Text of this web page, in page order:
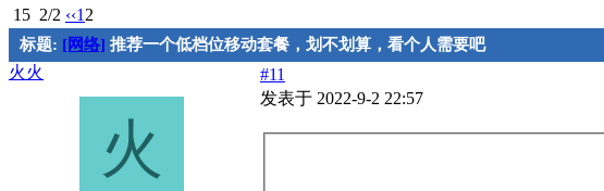
15 2/2 ‹‹1 2
标题: [网络] 推荐一个低档位移动套餐，划不划算，看个人需要吧
火火
火
#11
发表于 2022-9-2 22:57